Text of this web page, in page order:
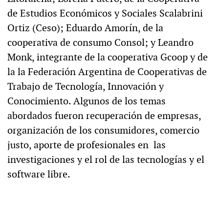
de Estudios Económicos y Sociales Scalabrini
Ortiz (Ceso); Eduardo Amorín, de la
cooperativa de consumo Consol; y Leandro
Monk, integrante de la cooperativa Gcoop y de
la la Federación Argentina de Cooperativas de
Trabajo de Tecnología, Innovación y
Conocimiento. Algunos de los temas
abordados fueron recuperación de empresas,
organización de los consumidores, comercio
justo, aporte de profesionales en las
investigaciones y el rol de las tecnologías y el
software libre.